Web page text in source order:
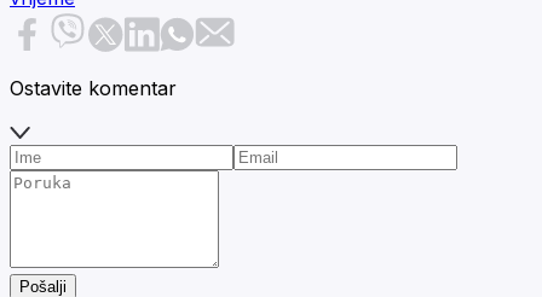
Ostavite komentar
Pošalji